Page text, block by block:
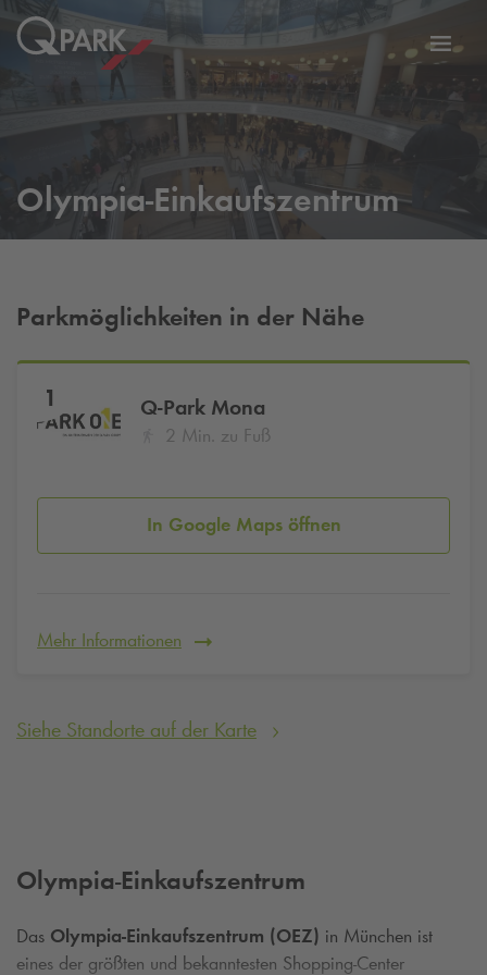
Zur
Olympia-Einkaufszentrum
Parkmöglichkeiten in der Nähe
1 Q-Park Mona
2 Min. zu Fuß
In Google Maps öffnen
Mehr Informationen
Siehe Standorte auf der Karte
Olympia-Einkaufszentrum
Das Olympia-Einkaufszentrum (OEZ) in München ist
eines der größten und bekanntesten Shopping-Center